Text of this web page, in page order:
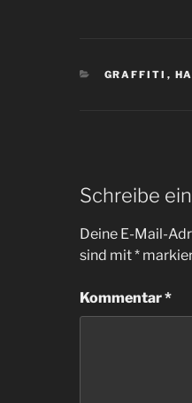
KATEGORIEN
GRAFFITI ,
Schreibe
Deine E-Mail-
sind mit*
Kommentar*